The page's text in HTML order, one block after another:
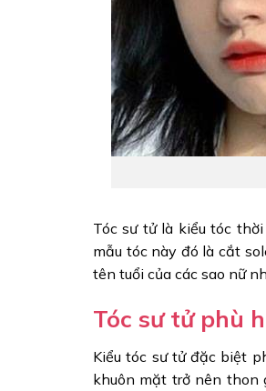
Tóc sư tử là kiểu tóc
mẫu tóc này đó là cắt
tên tuổi của các sao nữ
Tóc sư tử phù
Kiểu tóc sư tử đặc biệt
khuôn mặt trở nên thon